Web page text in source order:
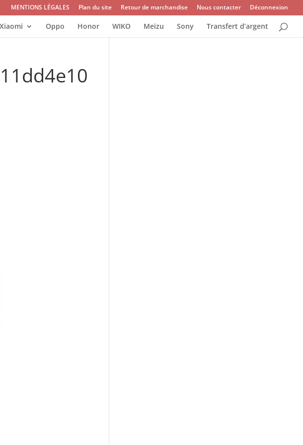
MENTIONS LÉGALES Plan du site Retour de marchandise Nous contacter Déconnexion
Xiaomi Oppo Honor WIKO Meizu Sony Transfert d’argent